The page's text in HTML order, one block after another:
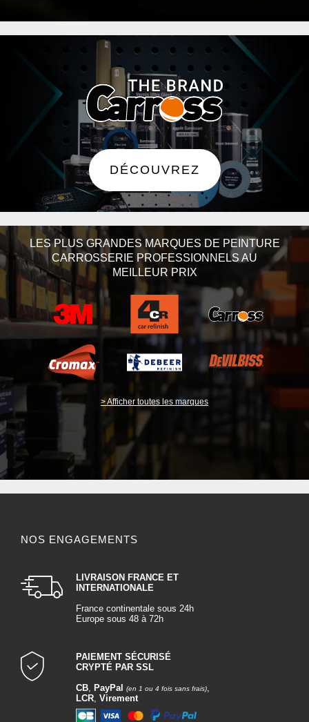
DÉCOUVREZ
LES PLUS GRANDES MARQUES DE PEINTURE
CARROSSERIE PROFESSIONNELS AU
MEILLEUR PRIX
> Afficher toutes les marques
VOIR TOUTES LES MARQUES
NOS ENGAGEMENTS
LIVRAISON FRANCE ET
INTERNATIONALE
France continentale sous 24h
Europe sous 48 à 72h
PAIEMENT SÉCURISÉ
CRYPTÉ PAR SSL
CB, PayPal (en 1 ou 4 fois sans frais),
LCR, Virement